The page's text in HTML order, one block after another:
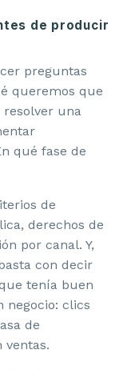
de producir
preguntas
queremos que
resolver una
qué fase de
de
derechos de
por canal. Y,
con decir
tenía buen
negocio: clics
de
ventas.